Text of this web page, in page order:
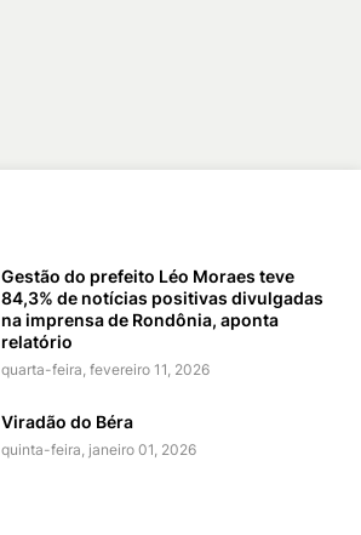
Gestão do prefeito Léo Moraes teve
84,3% de notícias positivas divulgadas
na imprensa de Rondônia, aponta
relatório
quarta-feira, fevereiro 11, 2026
Viradão do Béra
quinta-feira, janeiro 01, 2026